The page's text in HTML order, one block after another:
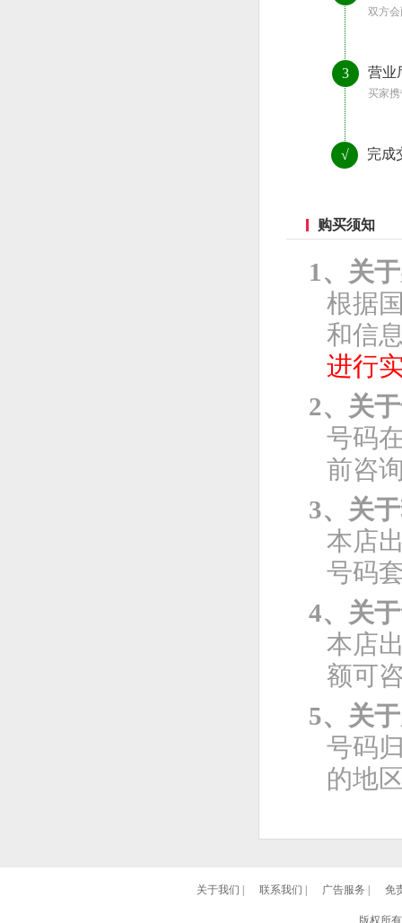
双方
3 营业
买家
√ 完成
购买须知
1、关
根据
和信
进行
2、关
号码
前咨
3、关
本店
号码
4、关
本店
额可
5、关
号码
的地
关于我们 联系我们 广告服务 免
版权所